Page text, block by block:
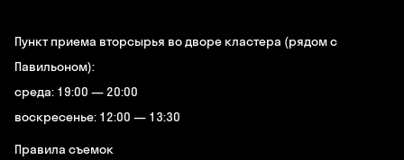
Пункт приема вторсырья во дворе кластера (рядом с
Павильоном):
среда: 19:00 — 20:00
воскресенье: 12:00 — 13:30
Правила съемок